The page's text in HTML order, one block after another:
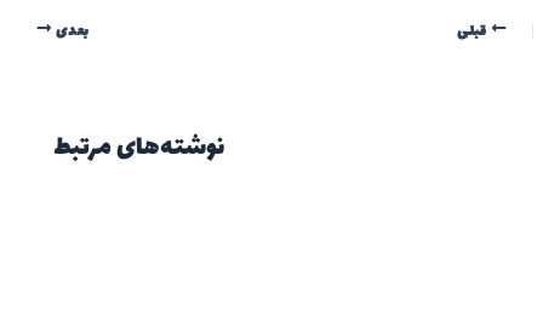
قبلی بعدی
نوشته‌های مرتبط